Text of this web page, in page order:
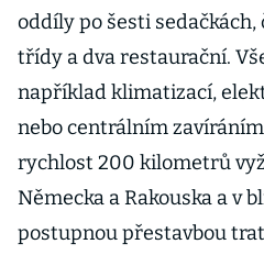
oddíly po šesti
třídy a dva restaurační.
například klimatizací,
nebo centrálním
rychlost 200 kilometrů
Německa a Rakouska a v
postupnou přestavbou